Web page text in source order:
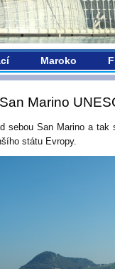
Maroko
Marino
sebou San Marino a
státu Evropy.